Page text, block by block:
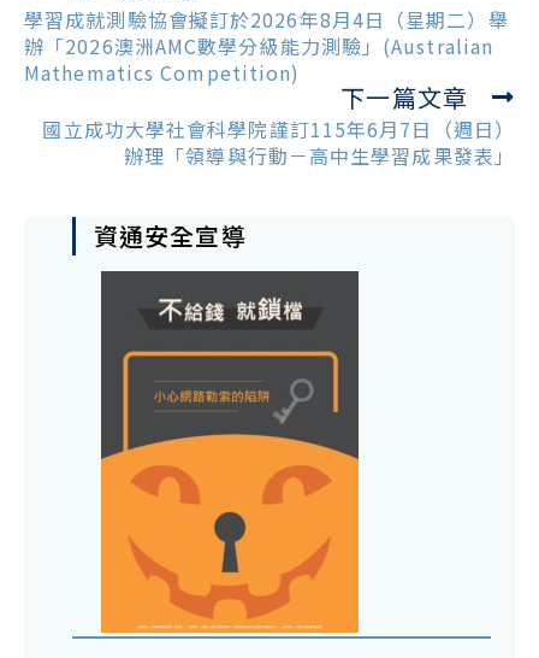
more
articles
學習成就測驗協會擬訂於2026年8月4日（星期二）舉
辦「2026澳洲AMC數學分級能力測驗」(Australian
Mathematics Competition)
下一篇文章
國立成功大學社會科學院謹訂115年6月7日（週日）
辦理「領導與行動－高中生學習成果發表」
資通安全宣導